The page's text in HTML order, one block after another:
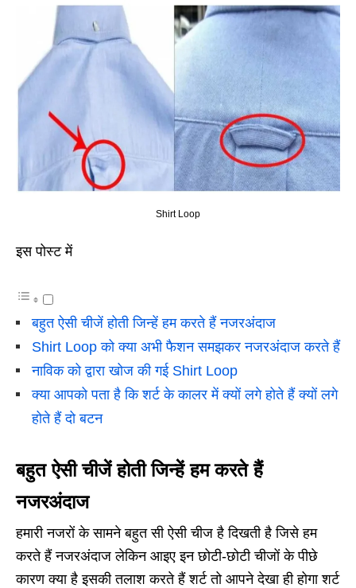
Shirt Loop
इस पोस्ट में
बहुत ऐसी चीजें होती जिन्हें हम करते हैं नजरअंदाज
Shirt Loop को क्या अभी फैशन समझकर नजरअंदाज करते हैं
नाविक को द्वारा खोज की गई Shirt Loop
क्या आपको पता है कि शर्ट के कालर में क्यों लगे होते हैं क्यों लगे
होते हैं दो बटन
बहुत ऐसी चीजें होती जिन्हें हम करते हैं
नजरअंदाज
हमारी नजरों के सामने बहुत सी ऐसी चीज है दिखती है जिसे हम
करते हैं नजरअंदाज लेकिन आइए इन छोटी-छोटी चीजों के पीछे
कारण क्या है इसकी तलाश करते हैं शर्ट तो आपने देखा ही होगा शर्ट